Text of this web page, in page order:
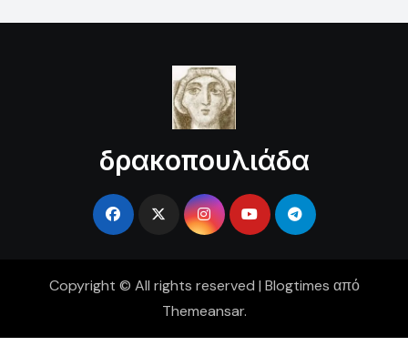
δρακοπουλιάδα
Copyright © All rights reserved | Blogtimes από
Themeansar.